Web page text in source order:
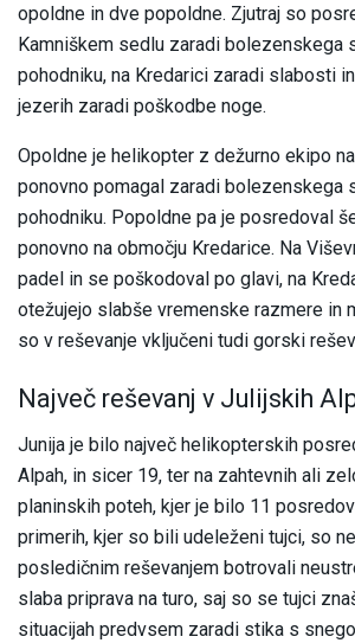
opoldne in dve popoldne. Zjutraj so
Kamniškem sedlu zaradi bolezenskega
pohodniku, na Kredarici zaradi slabosti
jezerih zaradi poškodbe noge.
Opoldne je helikopter z dežurno ekipo
ponovno pomagal zaradi bolezenskega
pohodniku. Popoldne pa je posredoval
ponovno na območju Kredarice. Na
padel in se poškodoval po glavi, na
otežujejo slabše vremenske razmere in
so v reševanje vključeni tudi gorski
Največ reševanj v Julijskih
Junija je bilo največ helikopterskih
Alpah, in sicer 19, ter na zahtevnih ali
planinskih poteh, kjer je bilo 11
primerih, kjer so bili udeleženi tujci, so
posledičnim reševanjem botrovali
slaba priprava na turo, saj so se tujci
situacijah predvsem zaradi stika s